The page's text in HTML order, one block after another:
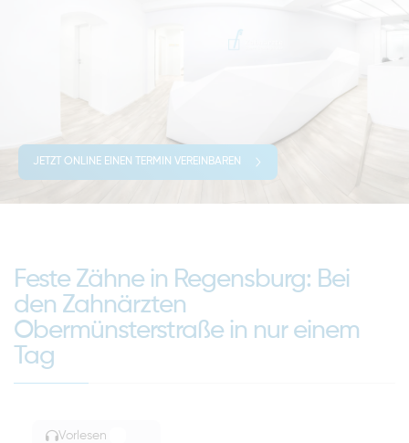
JETZT ONLINE EINEN TERMIN VEREINBAREN
Feste Zähne in Regensburg: Bei
den Zahnärzten
Obermünsterstraße in nur einem
Tag
Vorlesen